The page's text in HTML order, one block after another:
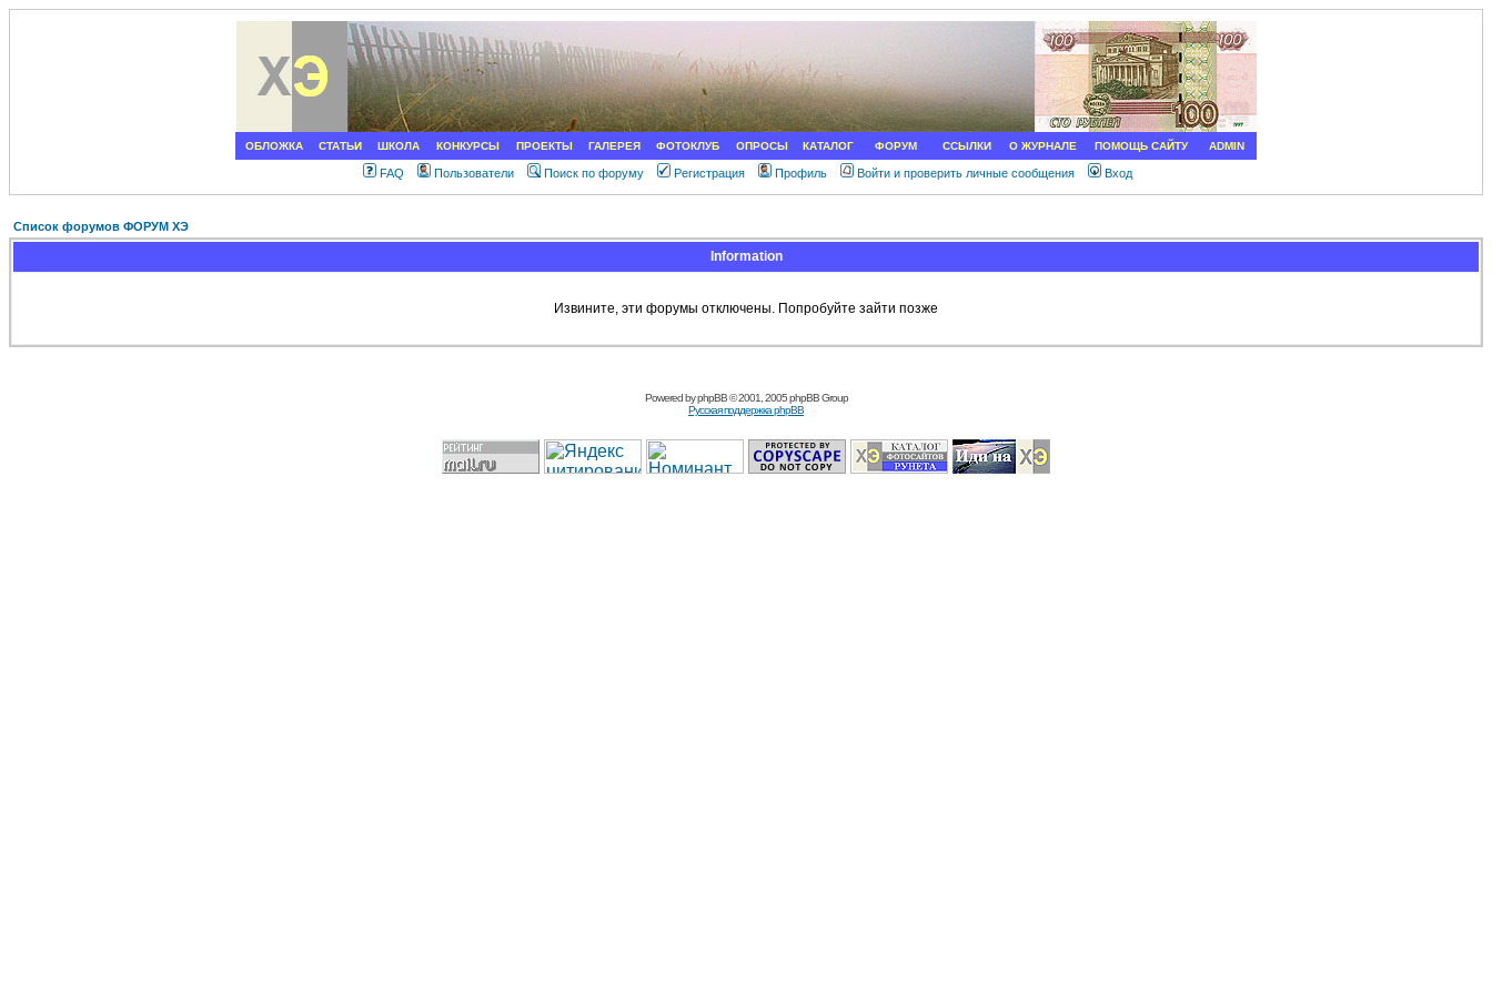
ОБЛОЖКА СТАТЬИ ШКОЛА КОНКУРСЫ ПРОЕКТЫ ГАЛЕРЕЯ ФОТОКЛУБ ОПРОСЫ КАТАЛОГ ФОРУМ ССЫЛКИ О ЖУРНАЛЕ ПОМОЩЬ САЙТУ ADMIN
FAQ Пользователи Поиск по форуму Регистрация Профиль Войти и проверить личные сообщения Вход
Список форумов ФОРУМ ХЭ
Information
Извините, эти форумы отключены. Попробуйте зайти позже
Powered byphpBB© 2001, 2005 phpBB Group
Русская поддержка phpBB